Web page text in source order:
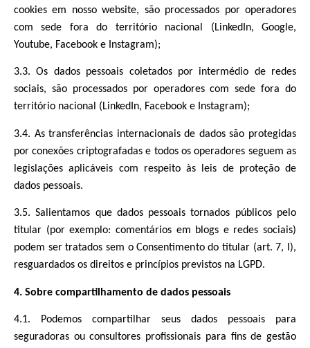
cookies em nosso website, são processados por operadores
com sede fora do território nacional (LinkedIn, Google,
Youtube, Facebook e Instagram);
3.3. Os dados pessoais coletados por intermédio de redes
sociais, são processados por operadores com sede fora do
território nacional (LinkedIn, Facebook e Instagram);
3.4. As transferências internacionais de dados são protegidas
por conexões criptografadas e todos os operadores seguem as
legislações aplicáveis com respeito às leis de proteção de
dados pessoais.
3.5. Salientamos que dados pessoais tornados públicos pelo
titular (por exemplo: comentários em blogs e redes sociais)
podem ser tratados sem o Consentimento do titular (art. 7, I),
resguardados os direitos e princípios previstos na LGPD.
4. Sobre compartilhamento de dados pessoais
4.1. Podemos compartilhar seus dados pessoais para
seguradoras ou consultores profissionais para fins de gestão